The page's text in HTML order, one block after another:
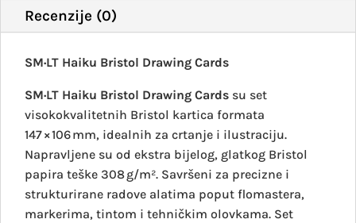
Recenzije (0)
SM·LT Haiku Bristol Drawing Cards
SM·LT Haiku Bristol Drawing Cards su set
visokokvalitetnih Bristol kartica formata
147 × 106 mm, idealnih za crtanje i ilustraciju.
Napravljene su od ekstra bijelog, glatkog Bristol
papira teške 308 g/m². Savršeni za precizne i
strukturirane radove alatima poput flomastera,
markerima, tintom i tehničkim olovkama. Set